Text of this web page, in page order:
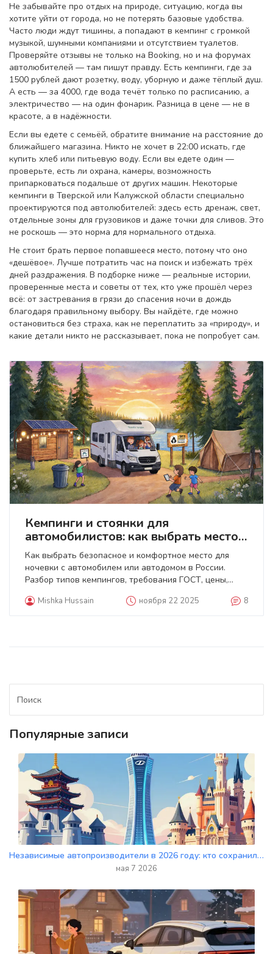
Не забывайте про отдых на природе, ситуацию, когда вы
хотите уйти от города, но не потерять базовые удобства.
Часто люди ждут тишины, а попадают в кемпинг с громкой
музыкой, шумными компаниями и отсутствием туалетов.
Проверяйте отзывы не только на Booking, но и на форумах
автолюбителей — там пишут правду. Есть кемпинги, где за
1500 рублей дают розетку, воду, уборную и даже тёплый душ.
А есть — за 4000, где вода течёт только по расписанию, а
электричество — на один фонарик. Разница в цене — не в
красоте, а в надёжности.
Если вы едете с семьёй, обратите внимание на расстояние до
ближайшего магазина. Никто не хочет в 22:00 искать, где
купить хлеб или питьевую воду. Если вы едете один —
проверьте, есть ли охрана, камеры, возможность
припарковаться подальше от других машин. Некоторые
кемпинги в Тверской или Калужской области специально
проектируются под автолюбителей: здесь есть дренаж, свет,
отдельные зоны для грузовиков и даже точки для сливов. Это
не роскошь — это норма для нормального отдыха.
Не стоит брать первое попавшееся место, потому что оно
«дешёвое». Лучше потратить час на поиск и избежать трёх
дней раздражения. В подборке ниже — реальные истории,
проверенные места и советы от тех, кто уже прошёл через
всё: от застревания в грязи до спасения ночи в дождь
благодаря правильному выбору. Вы найдёте, где можно
остановиться без страха, как не переплатить за «природу», и
какие детали никто не рассказывает, пока не попробует сам.
Кемпинги и стоянки для
автомобилистов: как выбрать место
для отдыха на природе
Как выбрать безопасное и комфортное место для
ночевки с автомобилем или автодомом в России.
Разбор типов кемпингов, требования ГОСТ, цены,
Mishka Hussain ноября 22 2025 8
Популярные записи
Независимые автопроизводители в 2026 году: кто сохранил самостоятельность, а кто вошел в состав концернов
мая 7 2026